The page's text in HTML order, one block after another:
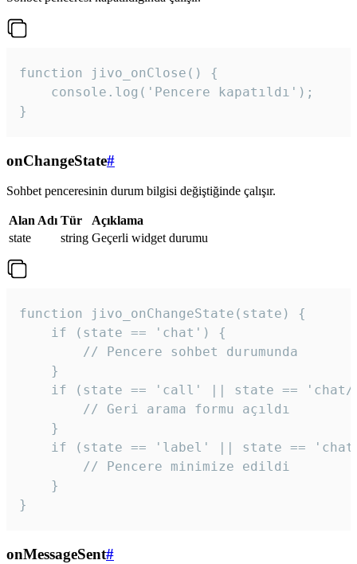
function jivo_onClose() {
    console.log('Pencere kapatıldı');
}
onChangeState#
Sohbet penceresinin durum bilgisi değiştiğinde çalışır.
Alan Adı Tür
Açıklama
state
string Geçerli widget durumu
function jivo_onChangeState(state) {
    if (state == 'chat') {
        // Pencere sohbet durumunda
    }
if (state == 'call' || state ==
        // Geri arama formu açıldı
    }
if (state == 'label' || state ==
        // Pencere minimize edildi
    }
}
onMessageSent#